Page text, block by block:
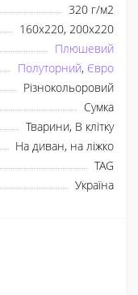
320 г/м2
160x220, 200x220
Плюшевий
Полуторний, Євро
Різнокольоровий
Сумка
Тварини, В клітку
На диван, на ліжко
TAG
Україна